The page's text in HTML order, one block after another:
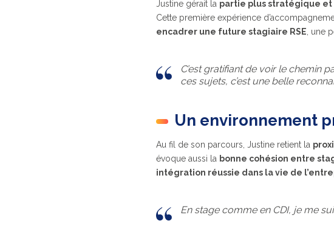
Justine gérait la partie plus stratégique
Cette première expérience
encadrer une future stagiaire RSE , une
C’est gratifiant de voir le chemin
ces sujets, c’est une belle
Un environnement
Au fil de son parcours, Justine retient la
évoque aussi la bonne cohésion entre
intégration réussie dans la vie de
En stage comme en CDI, je me